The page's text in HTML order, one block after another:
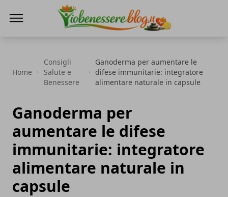
Home
Consigli
Salute e
Benessere
Ganoderma per aumentare le
difese immunitarie: integratore
alimentare naturale in capsule
Ganoderma per
aumentare le difese
immunitarie: integratore
alimentare naturale in
capsule